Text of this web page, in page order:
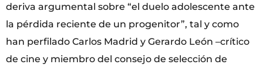
deriva argumental sobre “el duelo adolescente ante
la pérdida reciente de un progenitor”, tal y como
han perfilado Carlos Madrid y Gerardo León –crítico
de cine y miembro del consejo de selección de